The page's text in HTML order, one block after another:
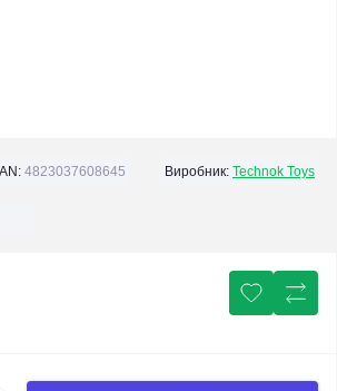
4823037608645 Виробник: Technok Toys